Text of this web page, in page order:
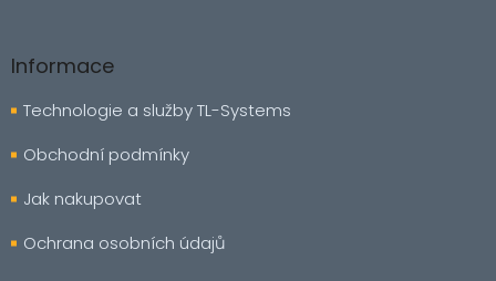
Informace
Technologie a služby TL-Systems
Obchodní podmínky
Jak nakupovat
Ochrana osobních údajů